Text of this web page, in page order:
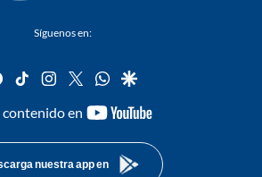
Síguenos en:
facebook
tiktok instagram
twitterwhatsapp
google
contenido en
youtube-
nuestra app en